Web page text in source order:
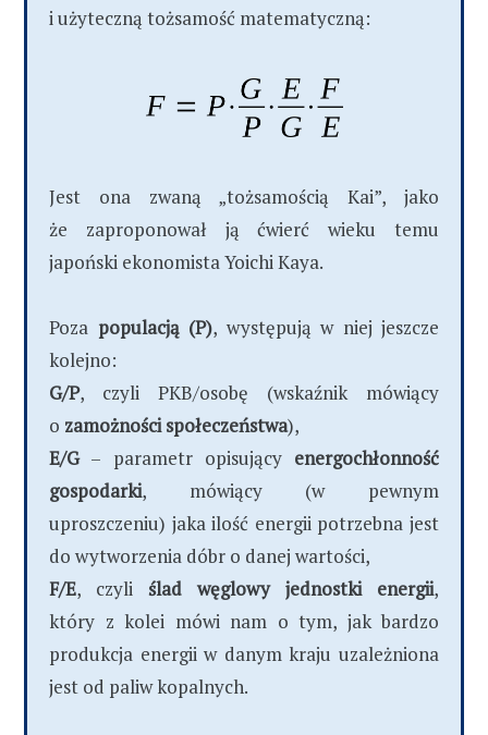
i użyteczną tożsamość matematyczną:
Jest ona zwaną „tożsamością Kai”, jako
że zaproponował ją ćwierć wieku temu
japoński ekonomista Yoichi Kaya.
Poza populacją (P), występują w niej jeszcze
kolejno:
G/P, czyli PKB/osobę (wskaźnik mówiący
o zamożności społeczeństwa),
E/G– parametr opisujący energochłonność
gospodarki, mówiący (w pewnym
uproszczeniu) jaka ilość energii potrzebna jest
do wytworzenia dóbr o danej wartości,
F/E, czyli ślad węglowy jednostki energii,
który z kolei mówi nam o tym, jak bardzo
produkcja energii w danym kraju uzależniona
jest od paliw kopalnych.